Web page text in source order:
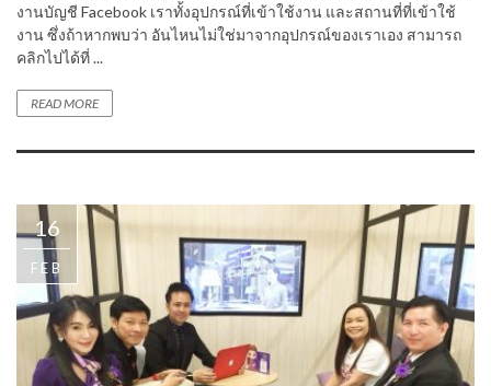
งานบัญชี Facebook เราทั้งอุปกรณ์ที่เข้าใช้งาน และสถานที่ที่เข้าใช้
งาน ซึ่งถ้าหากพบว่า อันไหนไม่ใช่มาจากอุปกรณ์ของเราเอง สามารถ
คลิกไปได้ที่ ...
READ MORE
16
FEB